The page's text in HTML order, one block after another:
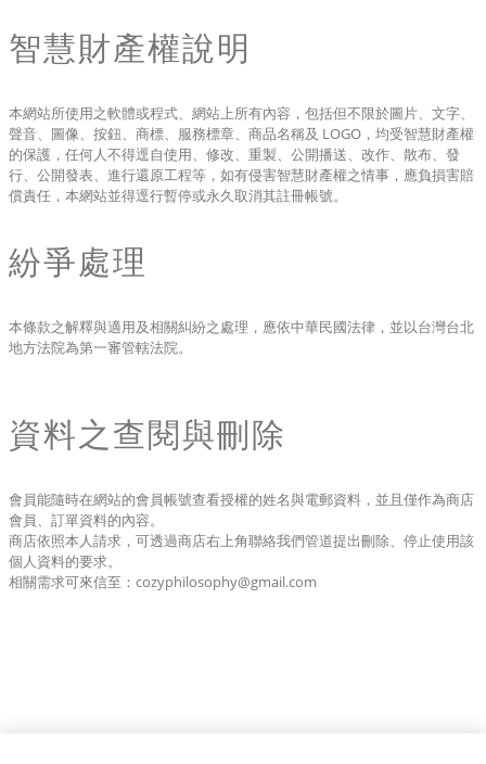
智慧財產權說明
本網站所使用之軟體或程式、網站上所有內容，包括但不限於圖片、文字、
聲音、圖像、按鈕、商標、服務標章、商品名稱及 LOGO，均受智慧財產權
的保護，任何人不得逕自使用、修改、重製、公開播送、改作、散布、發
行、公開發表、進行還原工程等，如有侵害智慧財產權之情事，應負損害賠
償責任，本網站並得逕行暫停或永久取消其註冊帳號。
紛爭處理
本條款之解釋與適用及相關糾紛之處理，應依中華民國法律，並以台灣台北
地方法院為第一審管轄法院。
資料之查閱與刪除
會員能隨時在網站的會員帳號查看授權的姓名與電郵資料，並且僅作為商店
會員、訂單資料的內容。
商店依照本人請求，可透過商店右上角聯絡我們管道提出刪除、停止使用該
個人資料的要求。
相關需求可來信至：cozyphilosophy@gmail.com